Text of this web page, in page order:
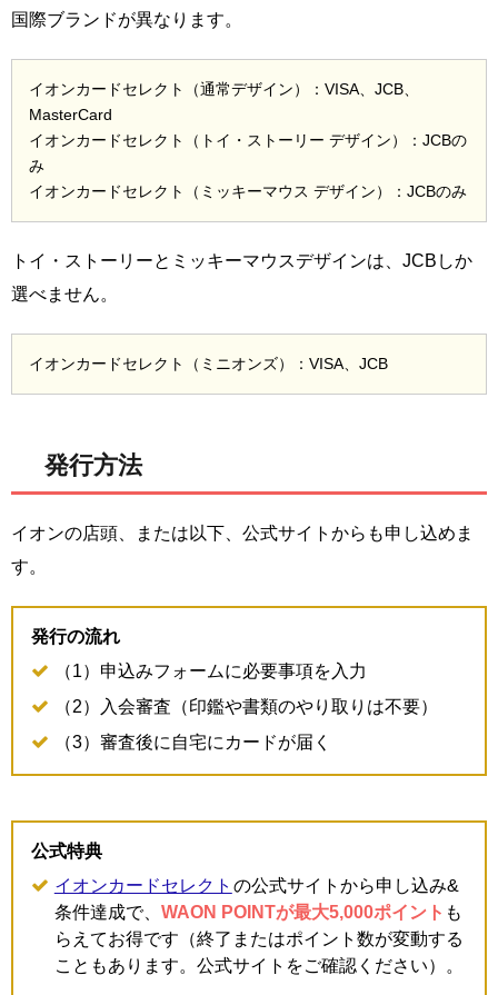
国際ブランドが異なります。
イオンカードセレクト（通常デザイン）：VISA、JCB、
MasterCard
イオンカードセレクト（トイ・ストーリー デザイン）：JCBの
み
イオンカードセレクト（ミッキーマウス デザイン）：JCBのみ
トイ・ストーリーとミッキーマウスデザインは、JCBしか
選べません。
イオンカードセレクト（ミニオンズ）：VISA、JCB
発行方法
イオンの店頭、または以下、公式サイトからも申し込めま
す。
発行の流れ
（1）申込みフォームに必要事項を入力
（2）入会審査（印鑑や書類のやり取りは不要）
（3）審査後に自宅にカードが届く
公式特典
イオンカードセレクト の公式サイトから申し込み&
条件達成で、 WAON POINTが最大5,000ポイント も
らえてお得です（終了またはポイント数が変動する
こともあります。公式サイトをご確認ください）。